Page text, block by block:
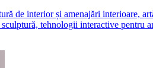
de interior și amenajări interioare,
tehnologii interactive pentru